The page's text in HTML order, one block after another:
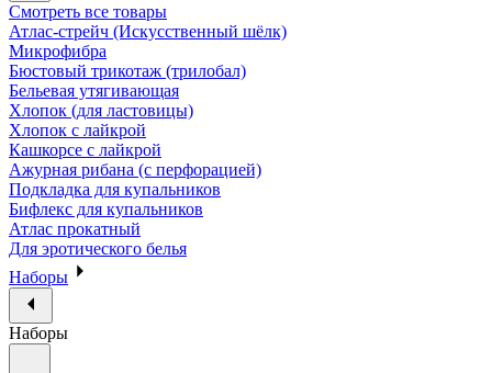
Смотреть все товары
Атлас-стрейч (Искусственный шёлк)
Микрофибра
Бюстовый трикотаж (трилобал)
Бельевая утягивающая
Хлопок (для ластовицы)
Хлопок с лайкрой
Кашкорсе с лайкрой
Ажурная рибана (с перфорацией)
Подкладка для купальников
Бифлекс для купальников
Атлас прокатный
Для эротического белья
Наборы
Наборы